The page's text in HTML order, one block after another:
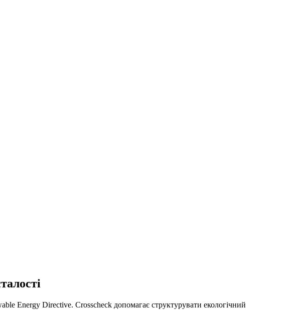
Energy Directive. Crosscheck допомагає структурувати екологічний